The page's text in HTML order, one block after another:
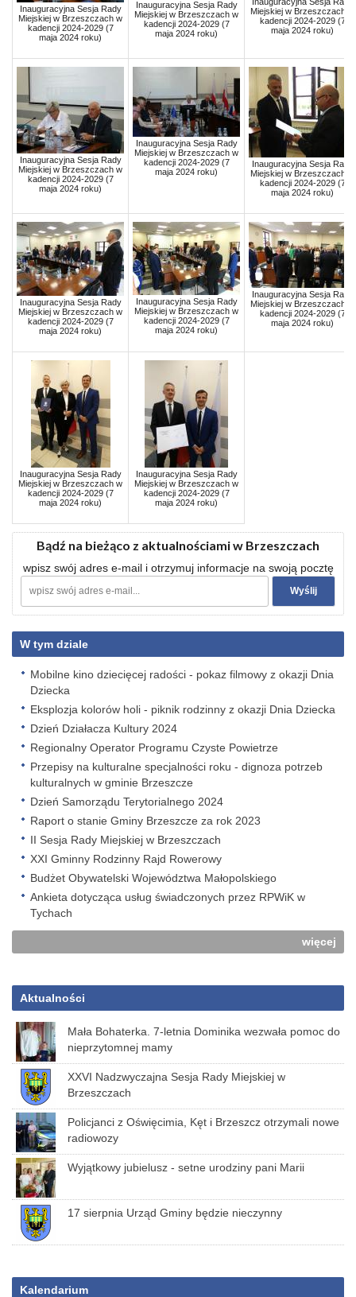
Inauguracyjna Sesja Rady
Miejskiej w Brzeszczach w
kadencji 2024-2029 (7
maja 2024 roku)
Inauguracyjna Sesja Rady
Miejskiej w Brzeszczach w
kadencji 2024-2029 (7
maja 2024 roku)
Miejskiej w Brzeszczach w
kadencji 2024-2029 (7
maja 2024 roku)
Inauguracyjna Sesja Rady
Miejskiej w Brzeszczach w
kadencji 2024-2029 (7
maja 2024 roku)
Inauguracyjna Sesja Rady
Miejskiej w Brzeszczach w
kadencji 2024-2029 (7
maja 2024 roku)
Inauguracyjna Sesja Rady
Miejskiej w Brzeszczach w
kadencji 2024-2029 (7
maja 2024 roku)
Inauguracyjna Sesja Rady
Miejskiej w Brzeszczach w
kadencji 2024-2029 (7
maja 2024 roku)
Inauguracyjna Sesja Rady
Miejskiej w Brzeszczach w
kadencji 2024-2029 (7
maja 2024 roku)
Inauguracyjna Sesja Rady
Miejskiej w Brzeszczach w
kadencji 2024-2029 (7
maja 2024 roku)
Inauguracyjna Sesja Rady
Miejskiej w Brzeszczach w
kadencji 2024-2029 (7
maja 2024 roku)
Inauguracyjna Sesja Rady
Miejskiej w Brzeszczach w
kadencji 2024-2029 (7
maja 2024 roku)
Bądź na bieżąco z aktualnościami w Brzeszczach
wpisz swój adres e-mail i otrzymuj informacje na swoją pocztę
W tym dziale
Mobilne kino dziecięcej radości - pokaz filmowy z okazji Dnia
Dziecka
Eksplozja kolorów holi - piknik rodzinny z okazji Dnia Dziecka
Dzień Działacza Kultury 2024
Regionalny Operator Programu Czyste Powietrze
Przepisy na kulturalne specjalności roku - dignoza potrzeb
kulturalnych w gminie Brzeszcze
Dzień Samorządu Terytorialnego 2024
Raport o stanie Gminy Brzeszcze za rok 2023
II Sesja Rady Miejskiej w Brzeszczach
XXI Gminny Rodzinny Rajd Rowerowy
Budżet Obywatelski Województwa Małopolskiego
Ankieta dotycząca usług świadczonych przez RPWiK w
Tychach
więcej
Aktualności
Mała Bohaterka. 7-letnia Dominika wezwała pomoc do
nieprzytomnej mamy
XXVI Nadzwyczajna Sesja Rady Miejskiej w
Brzeszczach
Policjanci z Oświęcimia, Kęt i Brzeszcz otrzymali nowe
radiowozy
Wyjątkowy jubielusz - setne urodziny pani Marii
17 sierpnia Urząd Gminy będzie nieczynny
Kalendarium